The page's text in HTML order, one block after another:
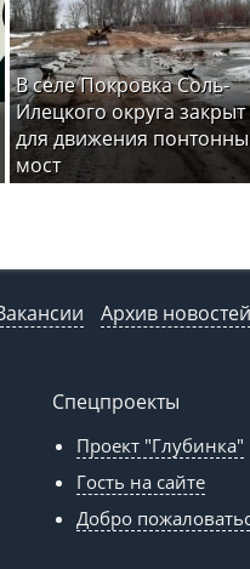
В селе Покровка Соль-
Илецкого округа закрыт
для движения
мост
Архив новостей
Спецпроекты
Проект "Глубинка"
Гость на сайте
Добро